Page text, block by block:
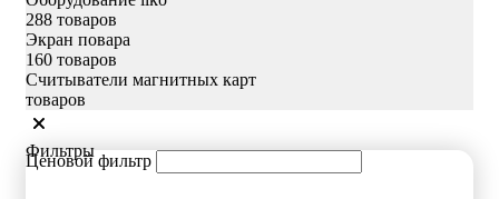
288 товаров
Экран повара
160 товаров
Считыватели магнитных карт
товаров
Фильтры
Ценовой фильтр